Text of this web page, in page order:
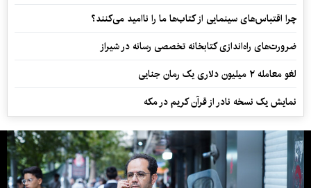
چرا اقتباس‌های سینمایی از کتاب‌ها ما را ناامید می‌کنند؟
ضرورت‌های راه‌اندازی کتابخانه تخصصی رسانه در شیراز
لغو معامله ۲ میلیون دلاری یک رمان جنایی
نمایش یک نسخه نادر از قرآن کریم در مکه